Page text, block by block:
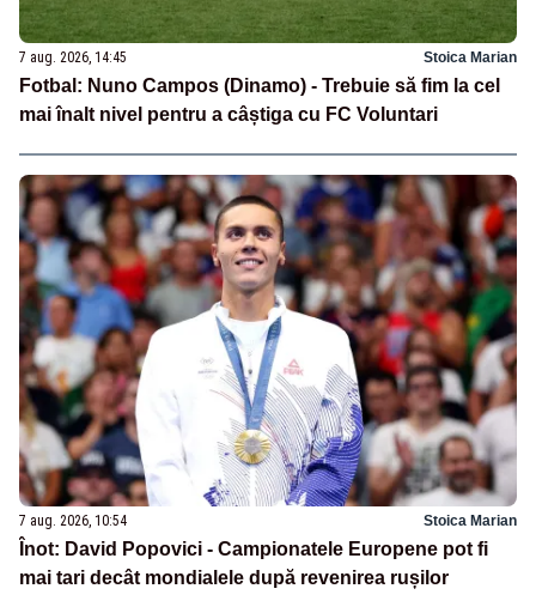
7 aug. 2026, 14:45 Stoica Marian
Fotbal: Nuno Campos (Dinamo) - Trebuie să fim la cel
mai înalt nivel pentru a câștiga cu FC Voluntari
7 aug. 2026, 10:54 Stoica Marian
Înot: David Popovici - Campionatele Europene pot fi
mai tari decât mondialele după revenirea rușilor